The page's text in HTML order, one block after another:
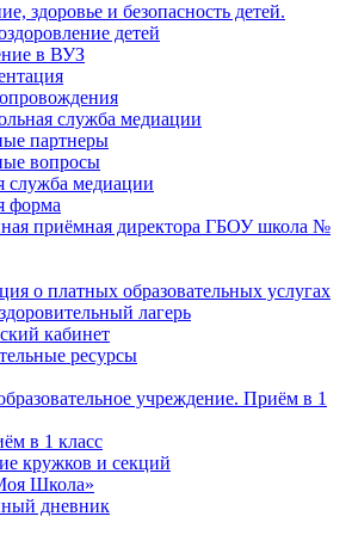
здоровье и безопасность детей.
детей
в ВУЗ
служба медиации
партнеры
вопросы
служба медиации
форма
приёмная директора ГБОУ школа №
о платных образовательных услугах
лагерь
кабинет
ресурсы
учреждение. Приём в 1
в 1 класс
кружков и секций
Школа»
дневник